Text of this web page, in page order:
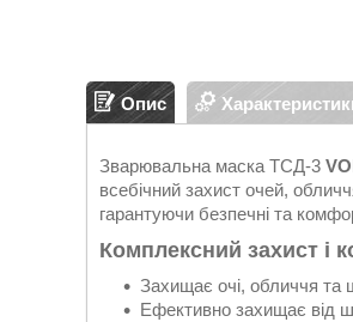
Опис
Зварювальна маска ТСД-3
всебічний захист очей,
гарантуючи безпечні та
Комплексний захист і
Захищає очі, обличчя та
Ефективно захищає від